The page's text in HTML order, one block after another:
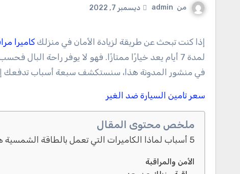
من admin ديسمبر 7, 2022
إذا كنت تبحث عن طريقة لزيادة الأمان في منزلككاميرا مراقبة
لمدة 7 أيام يعد خيارًا ممتازًا. فهو لا يوفر راحة
في منشور المدونة هذا، سنستكشف سبعة أسباب تدفعك إلى
سعر تامين السيارة ضد الغير
ملخص محتوى المقال
5 أسباب لماذا الكاميرات التي تعمل بالطاقة الشمسية هي مستقبل المراقبة
الأمن والمراقبة